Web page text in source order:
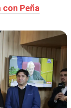
con Peña